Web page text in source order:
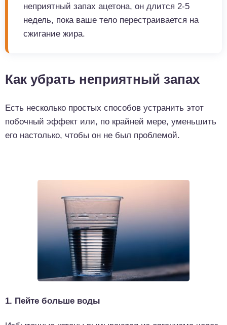
неприятный запах ацетона, он длится 2-5
недель, пока ваше тело перестраивается на
сжигание жира.
Как убрать неприятный запах
Есть несколько простых способов устранить этот
побочный эффект или, по крайней мере, уменьшить
его настолько, чтобы он не был проблемой.
1. Пейте больше воды